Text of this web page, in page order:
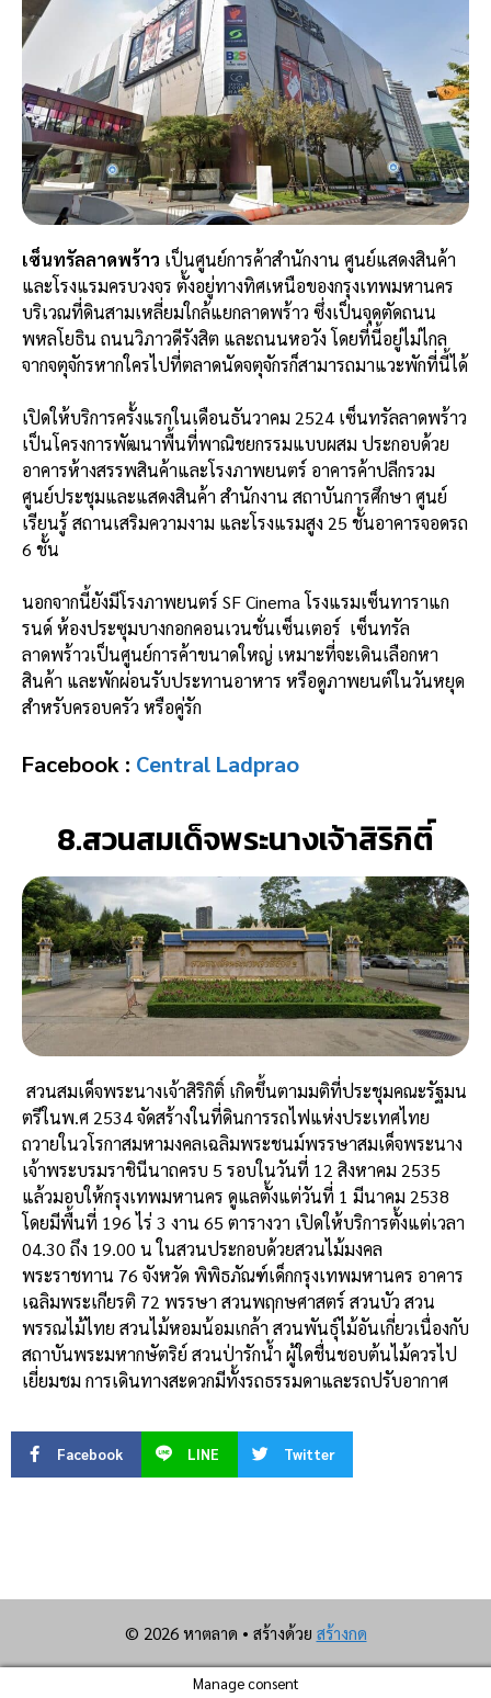
เซ็นทรัลลาดพร้าว เป็นศูนย์การค้าสำนักงาน ศูนย์แสดงสินค้า
และโรงแรมครบวงจร ตั้งอยู่ทางทิศเหนือของกรุงเทพมหานคร
บริเวณที่ดินสามเหลี่ยมใกล้แยกลาดพร้าว ซึ่งเป็นจุดตัดถนน
พหลโยธิน ถนนวิภาวดีรังสิต และถนนหอวัง โดยที่นี้อยู่ไม่ไกล
จากจตุจักรหากใครไปที่ตลาดนัดจตุจักรก็สามารถมาแวะพักที่นี้ได้
เปิดให้บริการครั้งแรกในเดือนธันวาคม 2524 เซ็นทรัลลาดพร้าว
เป็นโครงการพัฒนาพื้นที่พาณิชยกรรมแบบผสม ประกอบด้วย
อาคารห้างสรรพสินค้าและโรงภาพยนตร์ อาคารค้าปลีกรวม
ศูนย์ประชุมและแสดงสินค้า สำนักงาน สถาบันการศึกษา ศูนย์
เรียนรู้ สถานเสริมความงาม และโรงแรมสูง 25 ชั้นอาคารจอดรถ
6 ชั้น
นอกจากนี้ยังมีโรงภาพยนตร์ SF Cinema โรงแรมเซ็นทาราแก
รนด์ ห้องประซุมบางกอกคอนเวนชั่นเซ็นเตอร์ เซ็นทรัล
ลาดพร้าวเป็นศูนย์การค้าขนาดใหญ่ เหมาะที่จะเดินเลือกหา
สินค้า และพักผ่อนรับประทานอาหาร หรือดูภาพยนต์ในวันหยุด
สำหรับครอบครัว หรือคู่รัก
Facebook : Central Ladprao
8.สวนสมเด็จพระนางเจ้าสิริกิติ์
สวนสมเด็จพระนางเจ้าสิริกิติ์ เกิดขึ้นตามมติที่ประชุมคณะรัฐมน
ตรีในพ.ศ 2534 จัดสร้างในที่ดินการรถไฟแห่งประเทศไทย
ถวายในวโรกาสมหามงคลเฉลิมพระชนม์พรรษาสมเด็จพระนาง
เจ้าพระบรมราชินีนาถครบ 5 รอบในวันที่ 12 สิงหาคม 2535
แล้วมอบให้กรุงเทพมหานคร ดูแลตั้งแต่วันที่ 1 มีนาคม 2538
โดยมีพื้นที่ 196 ไร่ 3 งาน 65 ตารางวา เปิดให้บริการตั้งแต่เวลา
04.30 ถึง 19.00 น ในสวนประกอบด้วยสวนไม้มงคล
พระราชทาน 76 จังหวัด พิพิธภัณฑ์เด็กกรุงเทพมหานคร อาคาร
เฉลิมพระเกียรติ 72 พรรษา สวนพฤกษศาสตร์ สวนบัว สวน
พรรณไม้ไทย สวนไม้หอมน้อมเกล้า สวนพันธุ์ไม้อันเกี่ยวเนื่องกับ
สถาบันพระมหากษัตริย์ สวนป่ารักน้ำ ผู้ใดชื่นชอบต้นไม้ควรไป
เยี่ยมชม การเดินทางสะดวกมีทั้งรถธรรมดาและรถปรับอากาศ
Facebook LINE Twitter
© 2026 หาตลาด • สร้างด้วย สร้างกด
Manage consent